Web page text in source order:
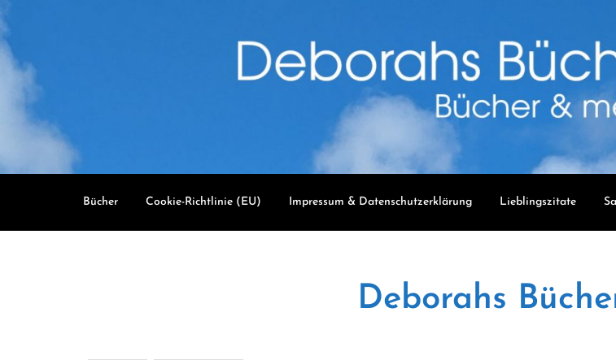
content
Bücher Cookie-Richtlinie (EU) Impressum & Datenschutzerklärung Lieblingszitate
Deborahs